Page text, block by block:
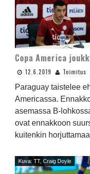
Copa America
12.6.2019 Toimitus
Paraguay taistelee
Americassa.
asemassa B-
ovat ennakkoon
kuitenkin
Kuva: TT, Craig Doyle